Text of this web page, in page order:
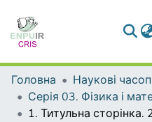
Головна